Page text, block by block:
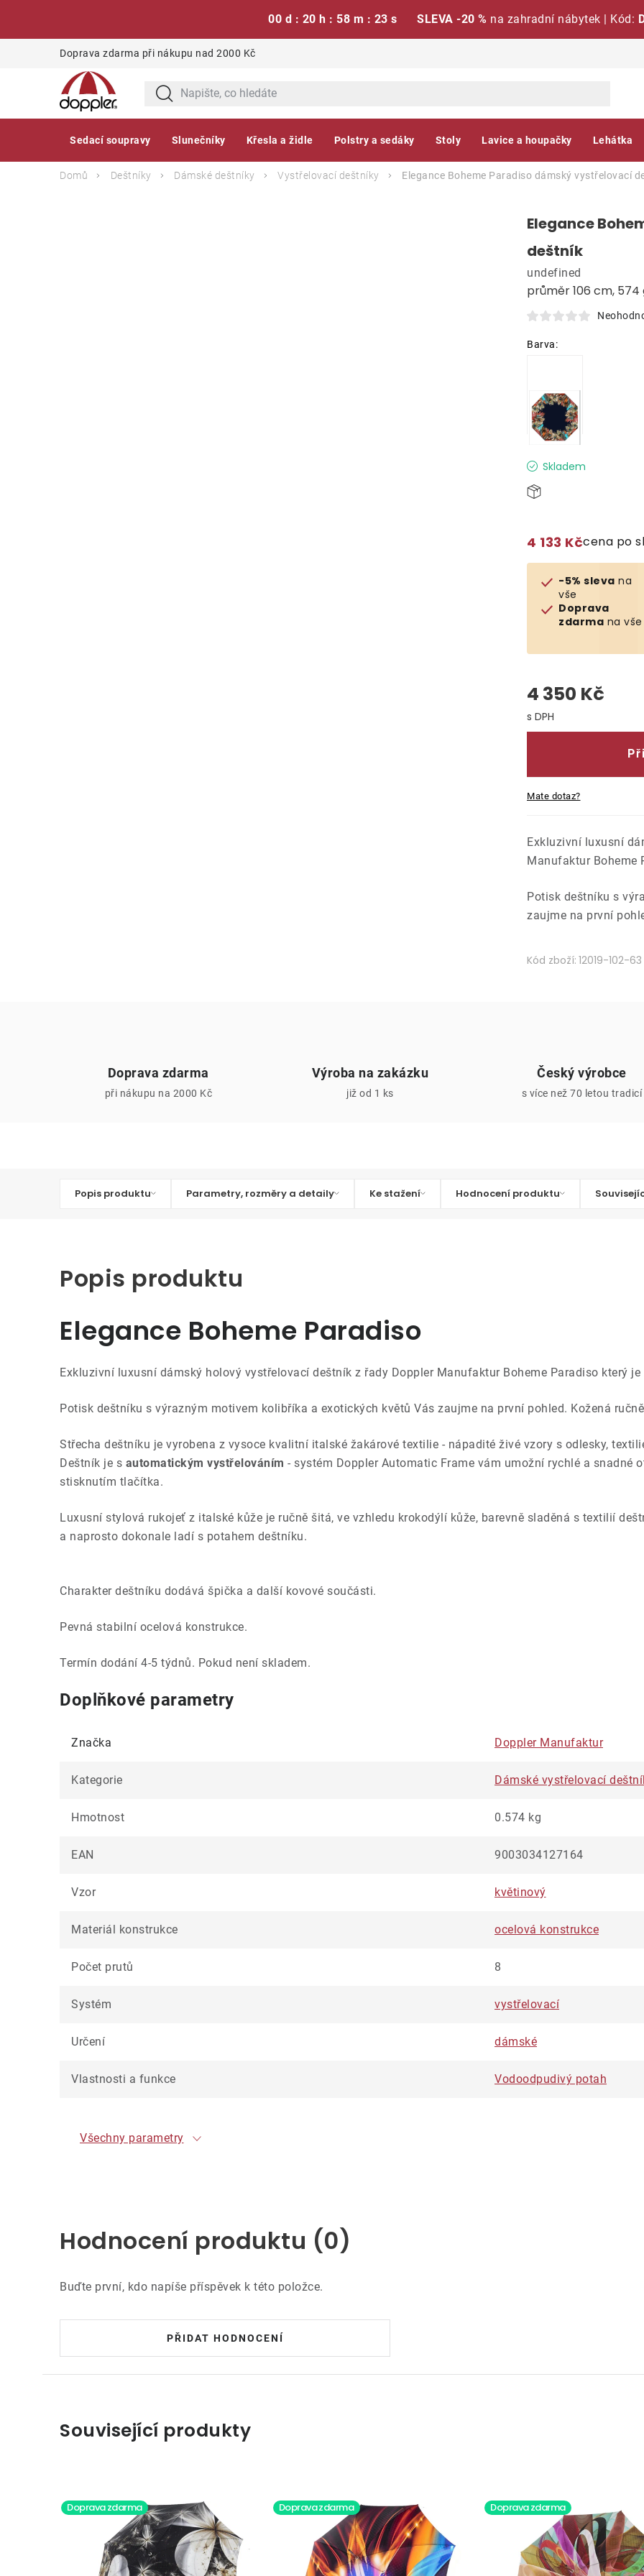
00 d : 20 h : 58 m : 22 s SLEVA -20 % na zahradní nábytek | Kód:
Doprava zdarma při nákupu nad 2000 Kč
Sedací soupravy Slunečníky Křesla a židle Polstry a sedáky Stoly Lavice a houpačky Lehátka
Domů Deštníky Dámské deštníky Vystřelovací deštníky Elegance Boheme Paradiso dámský vystřelovací
Elegance
deštník
průměr 106 cm, 574
undefined
Skladem
4 133 Kčcena po
-5% sleva na
vše
Doprava
zdarma na vše
4 350 Kč
Měrná cena:
Mate dotaz?
Exkluzivní luxusní
Manufaktur Boheme
Potisk deštníku s
zaujme na první
Kód zboží: 12019-102-63
Doprava zdarma
při nákupu na 2000 Kč
Výroba na zakázku
již od 1 ks
Český výrobce
s více než 70 letou tradicí
Popis produktu Parametry, rozměry a detaily Ke stažení Hodnocení produktu
Popis produktu
Elegance Boheme Paradiso
Exkluzivní luxusní dámský holový vystřelovací deštník z řady Doppler Manufaktur Boheme Paradiso který je
Potisk deštníku s výrazným motivem kolibříka a exotických květů Vás zaujme na první pohled. Kožená
Střecha deštníku je vyrobena z vysoce kvalitní italské žakárové textilie - nápadité živé vzory s odlesky,
Deštník je s automatickým vystřelováním - systém Doppler Automatic Frame vám umožní rychlé a snadné
stisknutím tlačítka.
Luxusní stylová rukojeť z italské kůže je ručně šitá, ve vzhledu krokodýlí kůže, barevně sladěná s textilií
a naprosto dokonale ladí s potahem deštníku.
Charakter deštníku dodává špička a další kovové součásti.
Pevná stabilní ocelová konstrukce.
Termín dodání 4-5 týdnů. Pokud není skladem.
Doplňkové parametry
Značka Doppler Manufaktur
Kategorie Dámské vystřelovací
Hmotnost 0.574 kg
EAN 9003034127164
Vzor květinový
Materiál konstrukce ocelová konstrukce
Počet prutů 8
Systém vystřelovací
Určení dámské
Vlastnosti a funkce Vodoodpudivý potah
Všechny parametry
Hodnocení produktu (0)
Buďte první, kdo napíše příspěvek k této položce.
PŘIDAT HODNOCENÍ
Související produkty
Doprava zdarma Doprava zdarma Doprava zdarma